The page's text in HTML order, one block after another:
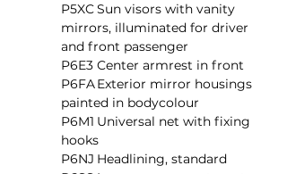
P5XC	Sun visors with vanity
mirrors, illuminated for driver
and front passenger
P6E3	Center armrest in front
P6FA	Exterior mirror housings
painted in bodycolour
P6M1	Universal net with fixing
hooks
P6NJ	Headlining, standard